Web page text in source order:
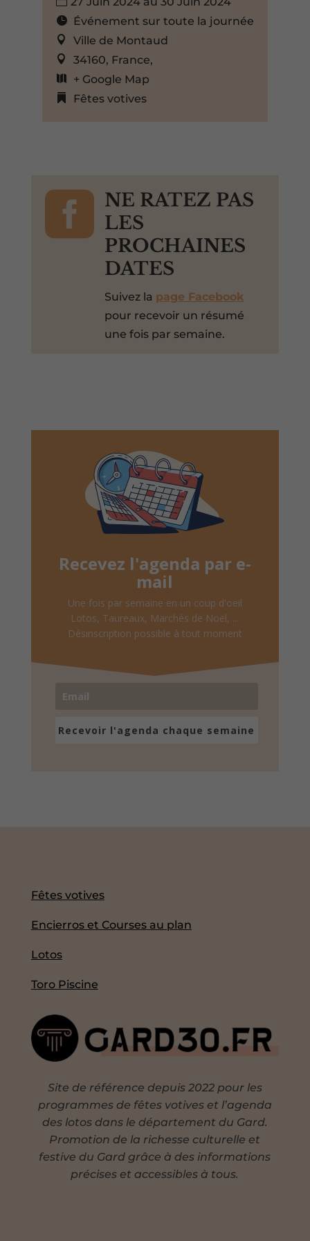
Événement sur toute la journée
Ville de Montaud
34160, France,
+ Google Map
Fêtes votives

NE RATEZ PAS
LES
PROCHAINES
DATES
Suivez la page Facebook
pour recevoir un résumé
une fois par semaine.
Recevez l'agenda par e-
mail
Une fois par semaine en un coup d'oeil
Lotos, Taureaux, Marchés de Noël, ...
Désinscription possible à tout moment
Recevoir l'agenda chaque semaine
Fêtes votives
Encierros et Courses au plan
Lotos
Toro Piscine
Site de référence depuis 2022 pour les
programmes de fêtes votives et l’agenda
des lotos dans le département du Gard.
Promotion de la richesse culturelle et
festive du Gard grâce à des informations
précises et accessibles à tous.